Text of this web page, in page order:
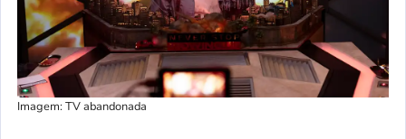
Imagem: TV abandonada